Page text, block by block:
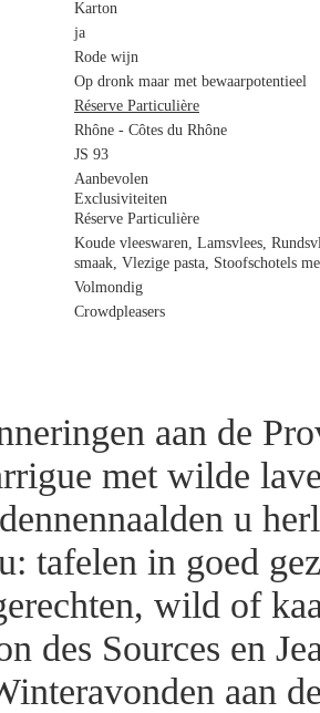
Karton
ja
Rode wijn
Op dronk maar met bewaarpotentieel
Réserve Particulière
Rhône - Côtes du Rhône
JS 93
Aanbevolen
Exclusiviteiten
Réserve Particulière
Koude vleeswaren, Lamsvlees,
smaak, Vlezige pasta, Stoofschotels
Volmondig
Crowdpleasers
aan de
met wilde
u
tafelen in goed
wild of
des Sources en
aan